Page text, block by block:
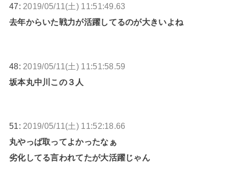
47: 2019/05/11(土) 11:51:49.63
去年からいた戦力が活躍してるのが大きいよね
48: 2019/05/11(土) 11:51:58.59
坂本丸中川この３人
51: 2019/05/11(土) 11:52:18.66
丸やっぱ取ってよかったなぁ
劣化してる言われてたが大活躍じゃん